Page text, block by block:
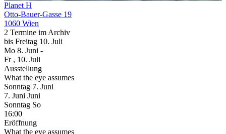
Planet H
Otto-Bauer-Gasse 19
1060 Wien
2 Termine im Archiv
bis Freitag 10. Juli
Mo 8. Juni -
Fr , 10. Juli
Ausstellung
What the eye assumes
Sonntag 7. Juni
7. Juni Juni
Sonntag So
16:00
Eröffnung
What the eye assumes